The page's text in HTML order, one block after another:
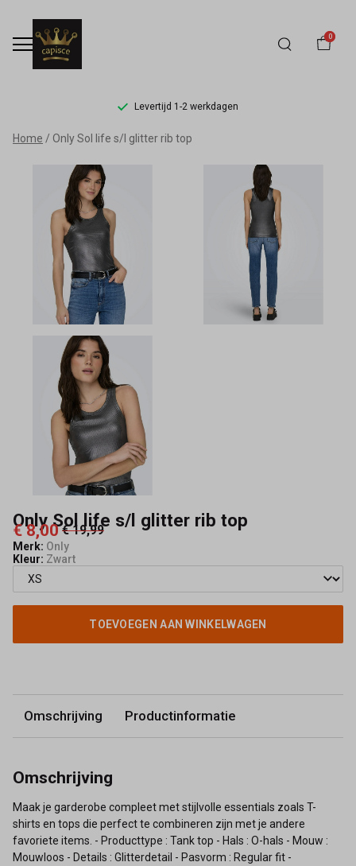
0
Levertijd 1-2 werkdagen
Only
glitter
Capisce
Mode
Home Only Sol life s/l glitter rib top
Only Sol life s/l glitter rib top
€ 8,00 € 19,99
Merk: Only
Kleur: Zwart
TOEVOEGEN AAN WINKELWAGEN
Omschrijving Productinformatie
Omschrijving
Maak je garderobe compleet met stijlvolle essentials zoals T-
shirts en tops die perfect te combineren zijn met je andere
favoriete items. - Producttype : Tank top - Hals : O-hals - Mouw :
Mouwloos - Details : Glitterdetail - Pasvorm : Regular fit -